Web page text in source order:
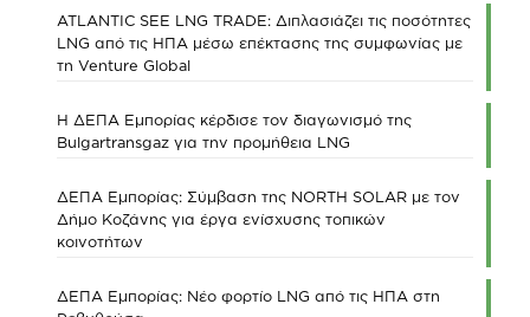
ATLANTIC SEE LNG TRADE: Διπλασιάζει τις ποσότητες
LNG από τις ΗΠΑ μέσω επέκτασης της συμφωνίας με
τη Venture Global
Η ΔΕΠΑ Εμπορίας κέρδισε τον διαγωνισμό της
Bulgartransgaz για την προμήθεια LNG
ΔΕΠΑ Εμπορίας: Σύμβαση της NORTH SOLAR με τον
Δήμο Κοζάνης για έργα ενίσχυσης τοπικών
κοινοτήτων
ΔΕΠΑ Εμπορίας: Νέο φορτίο LNG από τις ΗΠΑ στη